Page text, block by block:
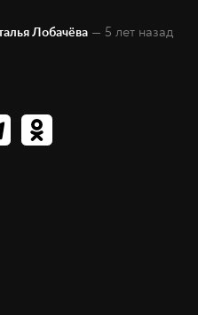
Лобачёва — 5 лет назад